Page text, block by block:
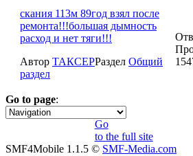
скания 113м 89год взял после
ремонта!!!большая дымность
расход и нет тяги!!!
Автор ТАКСЕРРаздел Общий
раздел
Go to page:
1 2 »
Go
to the full site
SMF4Mobile 1.1.5 © SMF-Media.com